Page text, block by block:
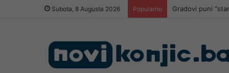
Subota, 8 Augusta 2026 Popularno Gradovi puni